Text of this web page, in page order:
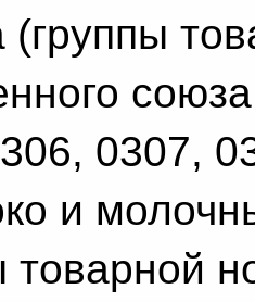
0307,
и
товарной